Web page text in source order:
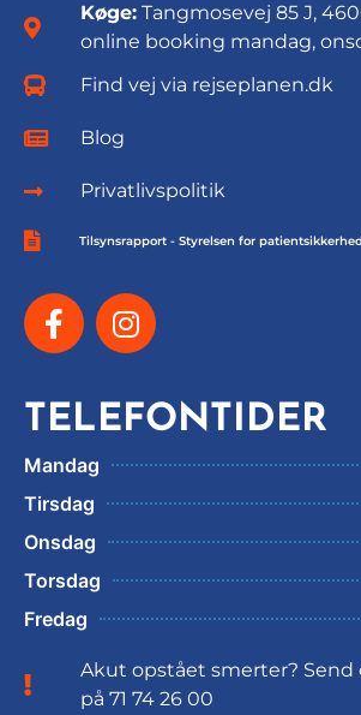
Køge:Tangmosevej 85 J,
online booking mandag,
Find vej via rejseplanen.dk
Blog
Privatlivspolitik
Tilsynsrapport - Styrelsen for patientsikkerhed
TELEFONTIDER
Mandag
Tirsdag
Onsdag
Torsdag
Fredag
Akut opstået smerter? Send
på 71 74 26 00